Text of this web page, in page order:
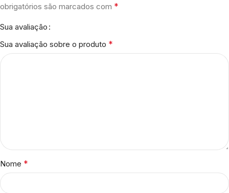
obrigatórios são marcados com *
Sua avaliação
Sua avaliação sobre o produto *
Nome *